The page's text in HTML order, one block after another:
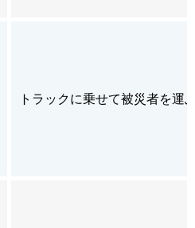
トラックに乗せて被災者を運